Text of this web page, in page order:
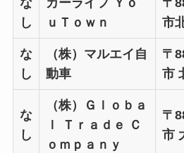
し
ｕＴｏｗｎ
市
な
し
（株）マルエイ自
動車
〒
市
な
し
（株）Ｇｌｏｂａ
ｌ Ｔｒａｄｅ Ｃ
ｏｍｐａｎｙ
〒
市